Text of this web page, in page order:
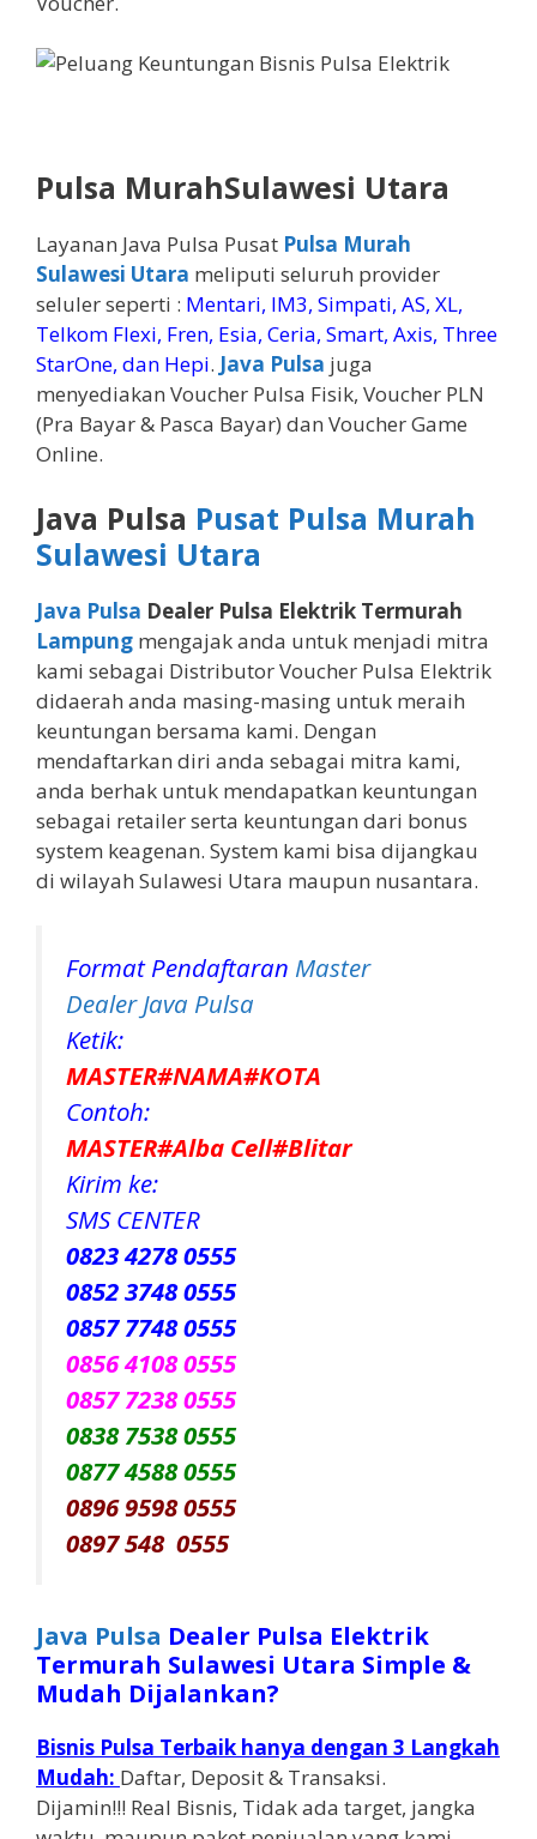
Pulsa MurahSulawesi Utara
Layanan Java Pulsa Pusat Pulsa Murah
Sulawesi Utara meliputi seluruh provider
seluler seperti : Mentari, IM3, Simpati, AS, XL,
Telkom Flexi, Fren, Esia, Ceria, Smart, Axis, Three
StarOne, dan Hepi. Java Pulsa juga
menyediakan Voucher Pulsa Fisik, Voucher PLN
(Pra Bayar & Pasca Bayar) dan Voucher Game
Online.
Java Pulsa Pusat Pulsa Murah
Sulawesi Utara
Java Pulsa Dealer Pulsa Elektrik Termurah
Lampung mengajak anda untuk menjadi mitra
kami sebagai Distributor Voucher Pulsa Elektrik
didaerah anda masing-masing untuk meraih
keuntungan bersama kami. Dengan
mendaftarkan diri anda sebagai mitra kami,
anda berhak untuk mendapatkan keuntungan
sebagai retailer serta keuntungan dari bonus
system keagenan. System kami bisa dijangkau
di wilayah Sulawesi Utara maupun nusantara.
Format Pendaftaran Master
Dealer Java Pulsa
Ketik:
MASTER#NAMA#KOTA
Contoh:
MASTER#Alba Cell#Blitar
Kirim ke:
SMS CENTER
0823 4278 0555
0852 3748 0555
0857 7748 0555
0856 4108 0555
0857 7238 0555
0838 7538 0555
0877 4588 0555
0896 9598 0555
0897 548 0555
Java Pulsa Dealer Pulsa Elektrik
Termurah Sulawesi Utara Simple &
Mudah Dijalankan?
Bisnis Pulsa Terbaik hanya dengan 3 Langkah
Mudah: Daftar, Deposit & Transaksi.
Dijamin!!! Real Bisnis, Tidak ada target, jangka